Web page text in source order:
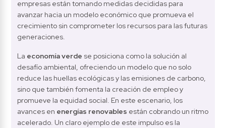
empresas están tomando medidas decididas para
avanzar hacia un modelo económico que promueva el
crecimiento sin comprometer los recursos para las futuras
generaciones.
La economía verde se posiciona como la solución al
desafío ambiental, ofreciendo un modelo que no solo
reduce las huellas ecológicas y las emisiones de carbono,
sino que también fomenta la creación de empleo y
promueve la equidad social. En este escenario, los
avances en energías renovables están cobrando un ritmo
acelerado. Un claro ejemplo de este impulso es la